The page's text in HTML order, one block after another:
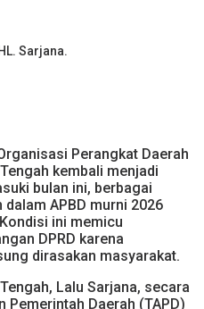
Sarjana.
Perangkat Daerah
kembali menjadi
bulan ini, berbagai
APBD murni 2026
ini memicu
DPRD karena
dirasakan masyarakat.
Lalu Sarjana, secara
Daerah (TAPD)